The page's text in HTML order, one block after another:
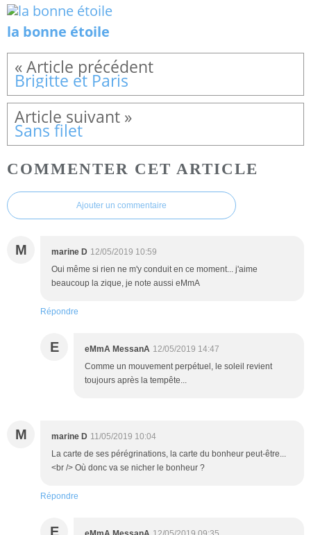
la bonne étoile
Brigitte et Paris
Sans filet
COMMENTER CET ARTICLE
Ajouter un commentaire
M marine D 12/05/2019 10:59
Oui même si rien ne m'y conduit en ce moment... j'aime
beaucoup la zique, je note aussi eMmA
Répondre
E eMmA MessanA 12/05/2019 14:47
Comme un mouvement perpétuel, le soleil revient
toujours après la tempête...
M marine D 11/05/2019 10:04
La carte de ses pérégrinations, la carte du bonheur peut-être...
<br /> Où donc va se nicher le bonheur ?
Répondre
E